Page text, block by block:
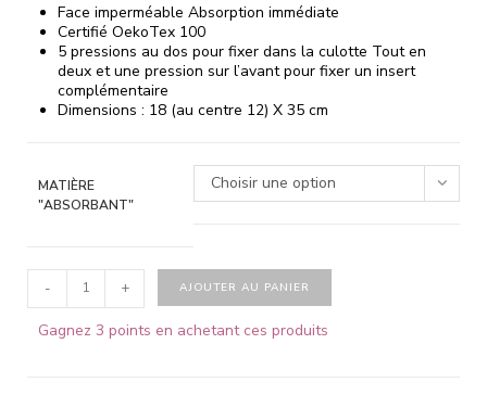
Face imperméable Absorption immédiate
Certifié OekoTex 100
5 pressions au dos pour fixer dans la culotte Tout en
deux et une pression sur l’avant pour fixer un insert
complémentaire
Dimensions : 18 (au centre 12) X 35 cm
MATIÈRE
"ABSORBANT"
Choisir une option
- + AJOUTER AU PANIER
Gagnez 3 points en achetant ces produits